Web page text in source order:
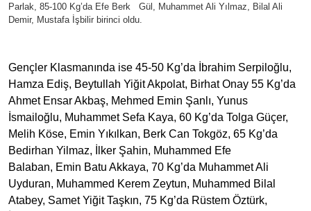
Parlak, 85-100 Kg’da Efe Berk Gül, Muhammet Ali Yılmaz, Bilal Ali
Demir, Mustafa İşbilir birinci oldu.
Gençler Klasmanında ise 45-50 Kg’da İbrahim Serpiloğlu,
Hamza Ediş, Beytullah Yiğit Akpolat, Birhat Onay 55 Kg’da
Ahmet Ensar Akbaş, Mehmed Emin Şanlı, Yunus
İsmailoğlu, Muhammet Sefa Kaya, 60 Kg’da Tolga Güçer,
Melih Köse, Emin Yıkılkan, Berk Can Tokgöz, 65 Kg’da
Bedirhan Yilmaz, İlker Şahin, Muhammed Efe
Balaban, Emin Batu Akkaya, 70 Kg’da Muhammet Ali
Uyduran, Muhammed Kerem Zeytun, Muhammed Bilal
Atabey, Samet Yiğit Taşkın, 75 Kg’da Rüstem Öztürk,